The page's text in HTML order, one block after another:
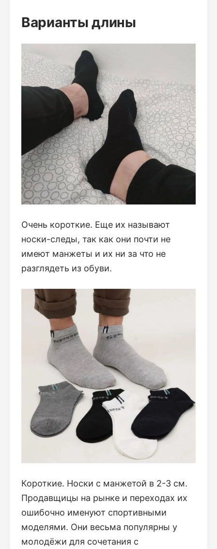
Варианты длины
Очень короткие. Еще их называют
носки-следы, так как они почти не
имеют манжеты и их ни за что не
разглядеть из обуви.
Короткие. Носки с манжетой в 2-3 см.
Продавщицы на рынке и переходах их
ошибочно именуют спортивными
моделями. Они весьма популярны у
молодёжи для сочетания с